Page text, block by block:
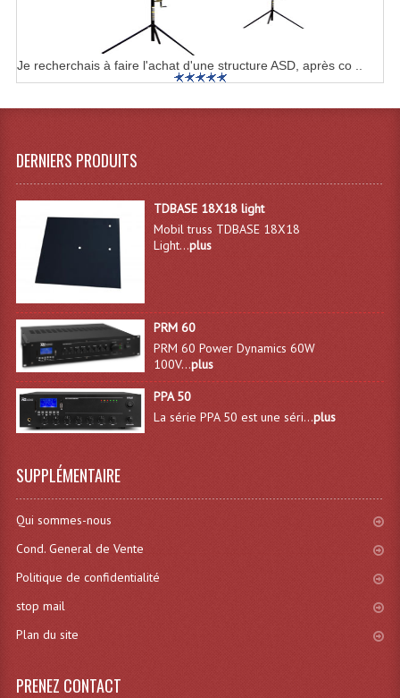
Angles Structure SC150
Angles Structure SD250
Cercle Monotube
Cercle Struct Carrée 290
Cercle Struct Triangulaire290
Crochets Et Accessoires
Embases Pour Structure
Grill Auto-Porté
Pendrillon Et Ossature
Structure Et Angles Quatro Deco
Je recherchais à faire l'achat d'une structure ASD, après co ..
DERNIERS PRODUITS
TDBASE 18X18 light
Mobil truss TDBASE 18X18
Light...plus
PRM 60
PRM 60 Power Dynamics 60W
100V...plus
PPA 50
La série PPA 50 est une séri...plus
SUPPLÉMENTAIRE
Qui sommes-nous
Cond. General de Vente
Politique de confidentialité
stop mail
Plan du site
PRENEZ CONTACT